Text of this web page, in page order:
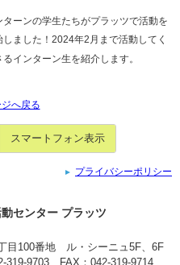
ターンの学生たちがプラッツで活動を
しました！2024年2月まで活動してく
るインターン生を紹介します。
へ戻る
スマートフォン表示
プライバシーポリシー
センター プラッツ
目100番地 ル・シーニュ5F、6F
319-9703
FAX：042-319-9714